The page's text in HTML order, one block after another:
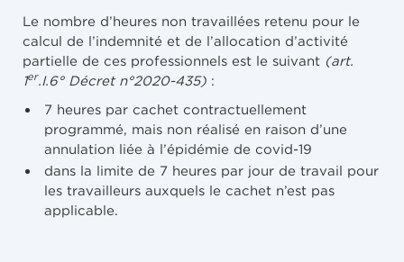
Le nombre d’heures non travaillées retenu pour le
calcul de l’indemnité et de l’allocation d’activité
partielle de ces professionnels est le suivant (art.
1er.I.6° Décret n°2020-435) :
7 heures par cachet contractuellement
programmé, mais non réalisé en raison d’une
annulation liée à l’épidémie de covid-19
dans la limite de 7 heures par jour de travail pour
les travailleurs auxquels le cachet n’est pas
applicable.